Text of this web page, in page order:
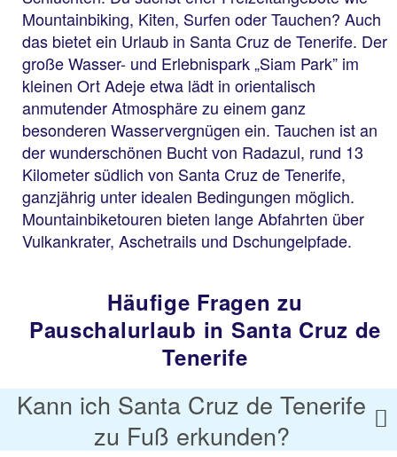
Mountainbiking, Kiten, Surfen oder Tauchen? Auch
das bietet ein Urlaub in Santa Cruz de Tenerife. Der
große Wasser- und Erlebnispark „Siam Park” im
kleinen Ort Adeje etwa lädt in orientalisch
anmutender Atmosphäre zu einem ganz
besonderen Wasservergnügen ein. Tauchen ist an
der wunderschönen Bucht von Radazul, rund 13
Kilometer südlich von Santa Cruz de Tenerife,
ganzjährig unter idealen Bedingungen möglich.
Mountainbiketouren bieten lange Abfahrten über
Vulkankrater, Aschetrails und Dschungelpfade.
Häufige Fragen zu
Pauschalurlaub in Santa Cruz de
Tenerife
Kann ich Santa Cruz de Tenerife
zu Fuß erkunden?